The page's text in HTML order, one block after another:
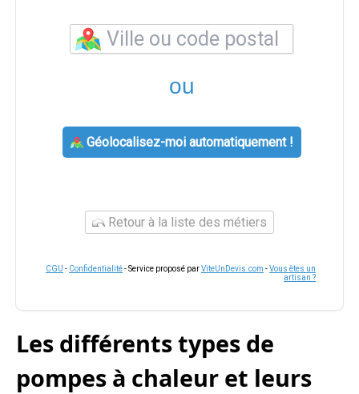
ou
Géolocalisez-moi automatiquement !
Retour à la liste des métiers
CGU - Confidentialité- Service proposé parViteUnDevis.com -Vous êtes un
artisan ?
Les différents types de
pompes à chaleur et leurs